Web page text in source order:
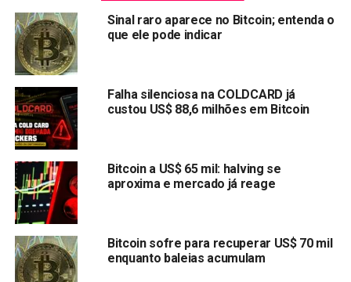
Fonte: Coingecko
A trajetória do Bitcoin é simplesmente incrível. O preço já
Sinal raro aparece no Bitcoin; entenda o
que ele pode indicar
Falha silenciosa na COLDCARD já
custou US$ 88,6 milhões em Bitcoin
Bitcoin a US$ 65 mil: halving se
aproxima e mercado já reage
Bitcoin sofre para recuperar US$ 70 mil
enquanto baleias acumulam